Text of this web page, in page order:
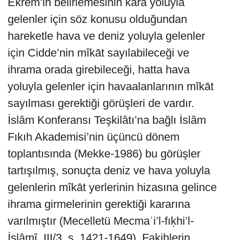
gelenler için söz konusu olduğundan
hareketle hava ve deniz yoluyla gelenler
için Cidde’nin mîkāt sayılabileceği ve
ihrama orada girebileceği, hatta hava
yoluyla gelenler için havaalanlarının mîkāt
sayılması gerektiği görüşleri de vardır.
İslâm Konferansı Teşkilâtı’na bağlı İslâm
Fıkıh Akademisi’nin üçüncü dönem
toplantısında (Mekke-1986) bu görüşler
tartışılmış, sonuçta deniz ve hava yoluyla
gelenlerin mîkāt yerlerinin hizasına gelince
ihrama girmelerinin gerektiği kararına
varılmıştır (Mecelletü Mecmaʿi’l-fıḳhi’l-